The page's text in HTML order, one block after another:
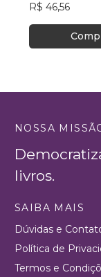
R$ 46,56
NOSSA
livros.
SAIBA MAIS
Dúvidas e
Política de
Termos e